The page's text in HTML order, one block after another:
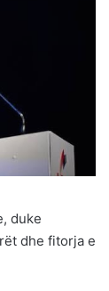
duke
dhe fitorja e